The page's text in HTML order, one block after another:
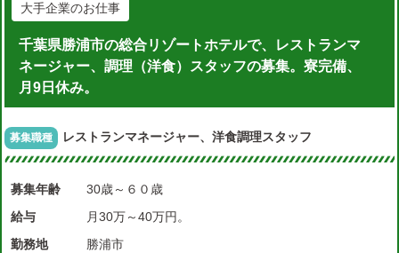
大手企業のお仕事
千葉県勝浦市の総合リゾートホテルで、レストランマ
ネージャー、調理（洋食）スタッフの募集。寮完備、
月9日休み。
募集職種 レストランマネージャー、洋食調理スタッフ
募集年齢
30歳～６０歳
給与
月30万～40万円。
勤務地
勝浦市